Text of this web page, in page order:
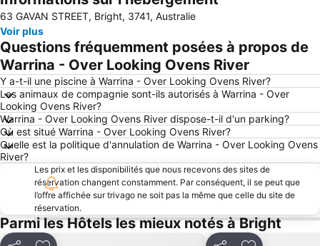
Agrandir la carte
63 GAVAN STREET, Bright, 3741, Australie
Voir plus
Questions fréquemment posées à propos de
Warrina - Over Looking Ovens River
Y a-t-il une piscine à Warrina - Over Looking Ovens River?
Les animaux de compagnie sont-ils autorisés à Warrina - Over
Looking Ovens River?
Warrina - Over Looking Ovens River dispose-t-il d'un parking?
Où est situé Warrina - Over Looking Ovens River?
Quelle est la politique d'annulation de Warrina - Over Looking Ovens
River?
Les prix et les disponibilités que nous recevons des sites de
réservation changent constamment. Par conséquent, il se peut que
l’offre affichée sur trivago ne soit pas la même que celle du site de
réservation.
Parmi les Hôtels les mieux notés à Bright